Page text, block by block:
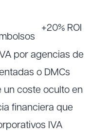
+20% ROI
por agencias de
o DMCs
un coste oculto en
financiera que
IVA